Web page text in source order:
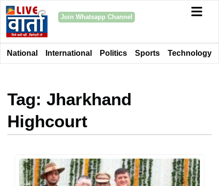
Join Whatsapp Channel
National International Politics Sports Technology
Tag: Jharkhand
Highcourt